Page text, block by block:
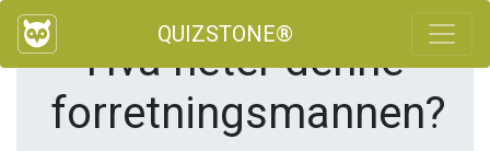
QUIZSTONE®
Hva heter denne
forretningsmannen?